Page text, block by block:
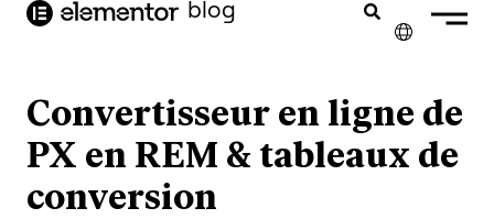
principal
blog
ENGLISH
NEDERLANDS
Convertisseur en ligne de
PX en REM & tableaux de
conversion